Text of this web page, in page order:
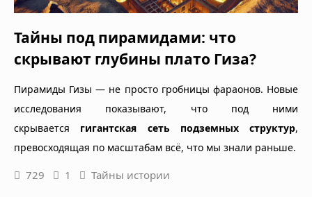
Тайны под пирамидами: что
скрывают глубины плато Гиза?
Пирамиды Гизы — не просто гробницы фараонов. Новые
исследования показывают, что под ними
скрывается гигантская сеть подземных структур,
превосходящая по масштабам всё, что мы знали раньше.
729 1 Тайны истории